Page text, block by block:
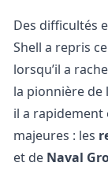
Des difficultés
Shell a repris
lorsqu’il a
la pionnière de
il a
majeures : les
et de Naval